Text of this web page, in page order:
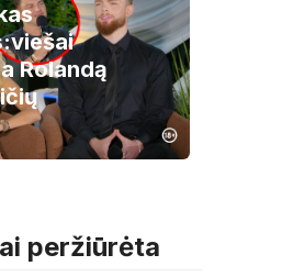
Rolandą
peržiūrėta